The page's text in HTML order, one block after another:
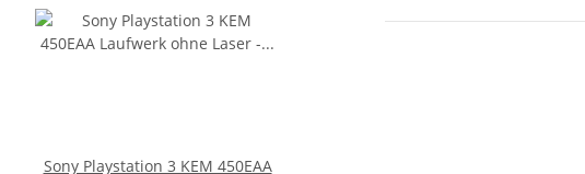
Sony Playstation 3 KEM 450EAA